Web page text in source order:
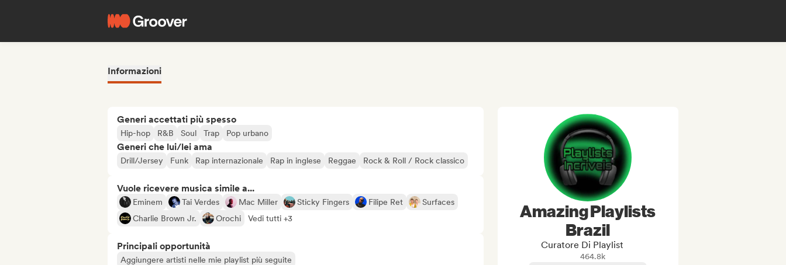
Informazioni
Generi accettati più spesso
Hip-hop R&B Soul Trap Pop urbano
Generi che lui/lei ama
Drill/Jersey Funk Rap internazionale Rap in inglese Reggae Rock & Roll / Rock classico
Vuole ricevere musica simile a...
Eminem Tai Verdes Mac Miller Sticky Fingers Filipe Ret
Surfaces
Charlie Brown Jr.
Orochi Vedi tutti +3
Principali opportunità
Aggiungere artisti nelle mie playlist più seguite
Amazing Playlists
Brazil
Curatore Di Playlist
464.8k